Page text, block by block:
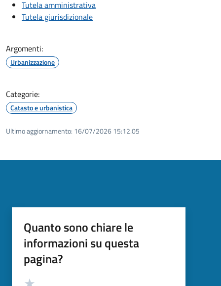
Tutela amministrativa
Tutela giurisdizionale
Argomenti:
Urbanizzazione
Categorie:
Catasto e urbanistica
Ultimo aggiornamento: 16/07/2026 15:12.05
Quanto sono chiare le
informazioni su questa
pagina?
Valutazione